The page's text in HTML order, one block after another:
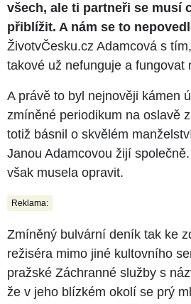
všech, ale ti partneři se musí
přiblížit. A nám se to
ŽivotvČesku.cz Adamcová s
takové už nefunguje a fungovat
A právě to byl nejnověji kámen
zmíněné periodikum na oslavě
totiž básnil o skvělém
Janou Adamcovou žijí
však musela opravit.
Reklama:
Zmíněný bulvární deník tak ke
režiséra mimo jiné kultovního
pražské Záchranné služby s
že v jeho blízkém okolí se prý